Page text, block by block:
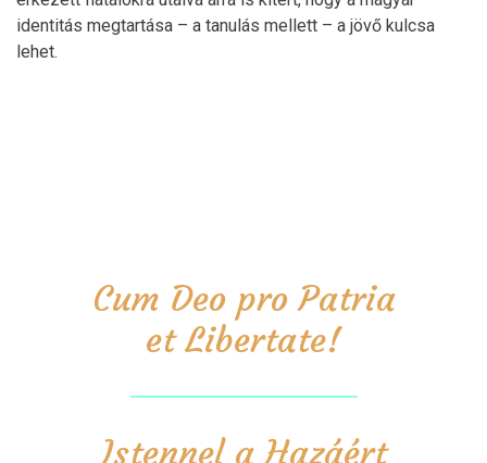
identitás megtartása – a tanulás mellett – a jövő kulcsa
lehet.
Cum Deo pro Patria
et Libertate!
Istennel a Hazáért